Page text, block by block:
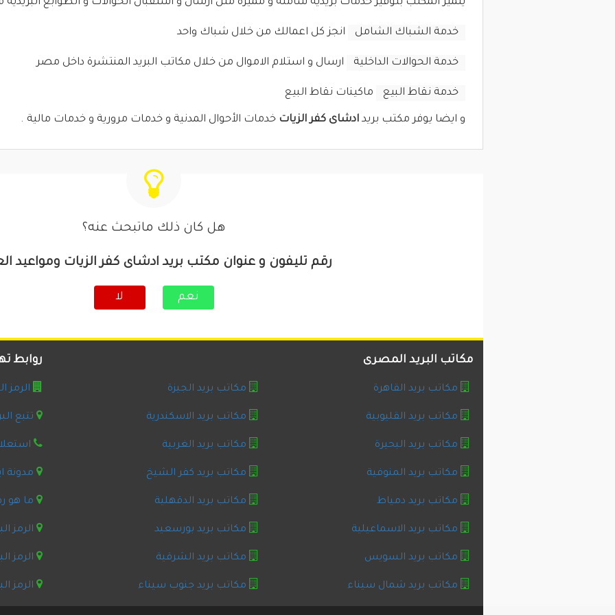
يتميز المكتب بتوفير خدمات بريدية شامله و مميزة مثل ارسال و استقبال الحوالات و الطوابع البريدية
خدمة الشباك الشامل انجز كل اعمالك من خلال شباك واحد
خدمة الحوالات الداخلية ارسال و استلام الاموال من خلال مكاتب البريد المنتشرة داخل مصر
خدمة نقاط البيع ماكينات نقاط البيع
و ايضا يوفر مكتب بريد ادشاى كفر الزيات خدمات الأحوال المدنية و خدمات مرورية و خدمات مالية .
هل كان ذلك ماتبحث عنه؟
رقم تليفون و عنوان مكتب بريد ادشاى كفر الزيات ومواعيد
نعم لا
مكاتب البريد المصرى
مكاتب بريد القاهرة مكاتب بريد الجيزة
مكاتب بريد القليوبية مكاتب بريد الاسكندرية
مكاتب بريد البحيرة مكاتب بريد الغربية
مكاتب بريد المنوفية مكاتب بريد كفر الشيخ
مكاتب بريد دمياط مكاتب بريد الدقهلية
مكاتب بريد الاسماعيلية مكاتب بريد بورسعيد
مكاتب بريد السويس مكاتب بريد الشرقية
مكاتب بريد شمال سيناء مكاتب بريد جنوب سيناء
روابط
الرمز
تتبع
مدونة
ما هو
الرمز
الرمز
الرمز